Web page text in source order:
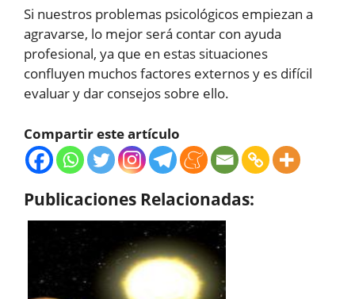
Si nuestros problemas psicológicos empiezan a
agravarse, lo mejor será contar con ayuda
profesional, ya que en estas situaciones
confluyen muchos factores externos y es difícil
evaluar y dar consejos sobre ello.
Compartir este artículo
Publicaciones Relacionadas: